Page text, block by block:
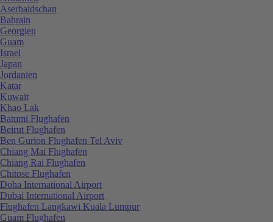
Aserbaidschan
Bahrain
Georgien
Guam
Israel
Japan
Jordanien
Katar
Kuwait
Khao Lak
Batumi Flughafen
Beirut Flughafen
Ben Gurion Flughafen Tel Aviv
Chiang Mai Flughafen
Chiang Rai Flughafen
Chitose Flughafen
Doha International Airport
Dubai International Airport
Flughafen Langkawi Kuala Lumpur
Guam Flughafen